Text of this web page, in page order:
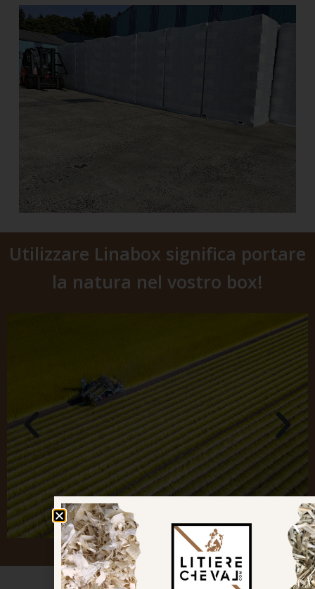
Utilizzare Linabox significa portare
la natura nel vostro box!